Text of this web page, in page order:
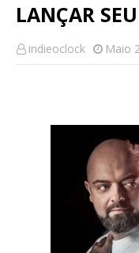
LANÇAR
indieoclock Maio